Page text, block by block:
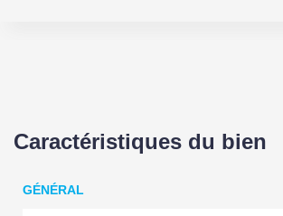
Caractéristiques du bien
GÉNÉRAL